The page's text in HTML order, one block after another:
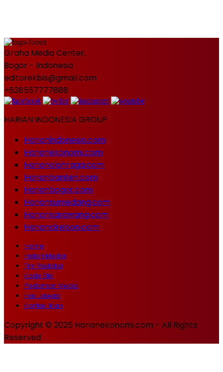
Graha Media Center,
Bogor - Indonesia
editorekbis@gmail.com
+628557777888
HARIAN INDONESIA GROUP
Harianindonesia.com
Harianekonomi.com
Harianolahraga.com
Harianbanten.com
Harianbogor.com
Hariansumedang.com
Hariankarawang.com
Hariancirebon.com
Home
Histori Media
Tim Redaksi
Kode Etik
Pedoman Media
Hak Jawab
Kontak Iklan
Copyright © 2026 Harianekonomi.com - All Rights
Reserved